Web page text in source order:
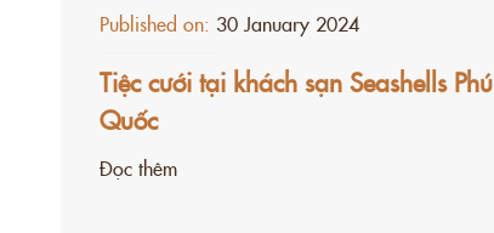
Published on: 30 January 2024
Tiệc cưới tại khách sạn Seashells Phú
Quốc
Đọc thêm